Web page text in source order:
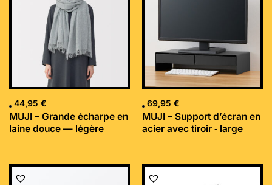
44,95 €
MUJI – Grande écharpe en
laine douce — légère
69,95 €
MUJI – Support d’écran en
acier avec tiroir ‐ large